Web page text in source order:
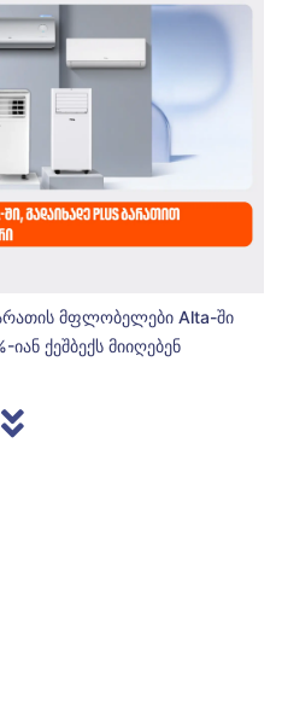
მფლობელები Alta-ში
ქეშბექს მიიღებენ